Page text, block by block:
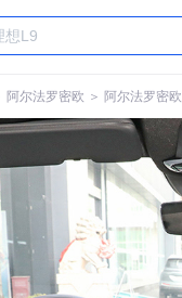
阿尔法罗密欧 ＞ 阿尔法罗密欧